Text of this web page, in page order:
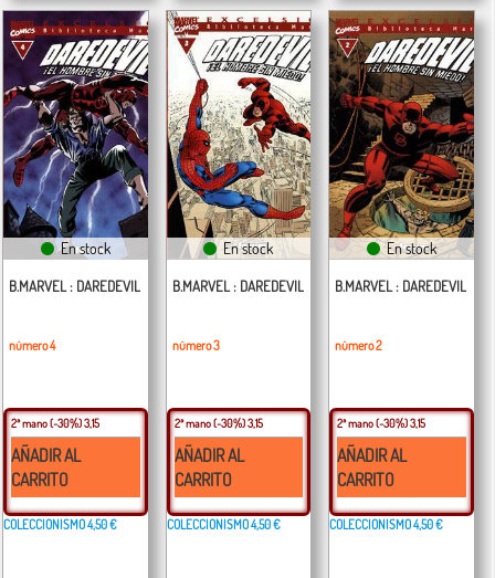
En stock
B.MARVEL : DAREDEVIL
número 4
2ª mano(-30%) 3,15
AÑADIR AL
CARRITO
COLECCIONISMO4,50 €
En stock
B.MARVEL : DAREDEVIL
número 3
2ª mano(-30%) 3,15
AÑADIR AL
CARRITO
COLECCIONISMO4,50 €
En stock
B.MARVEL : DAREDEVIL
número 2
2ª mano(-30%) 3,15
AÑADIR AL
CARRITO
COLECCIONISMO4,50 €